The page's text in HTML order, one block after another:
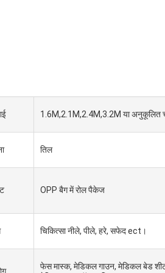
1.6M,2.1M,2.4M,3.2M या अनुकूलित
तिल
OPP बैग में रोल पैकेज
चिकित्सा नीले, पीले, हरे, सफेद ect।
फेस मास्क, मेडिकल गाउन, मेडिकल बेड